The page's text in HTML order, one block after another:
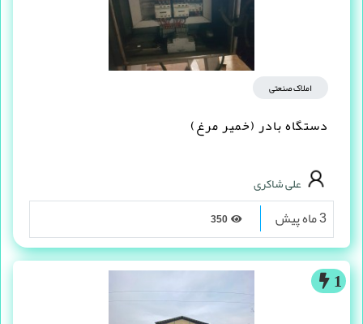
املاک صنعتی
دستگاه بادر (خمیر مرغ)
علی شاکری
3 ماه پیش
1